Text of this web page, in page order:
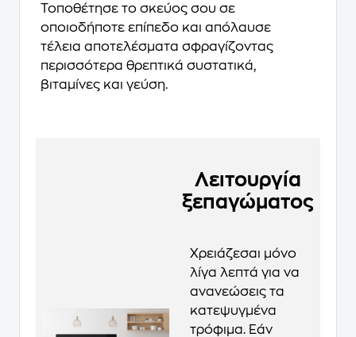
Τοποθέτησε το σκεύος σου σε
οποιοδήποτε επίπεδο και απόλαυσε
τέλεια αποτελέσματα σφραγίζοντας
περισσότερα θρεπτικά συστατικά,
βιταμίνες και γεύση.
Λειτουργία
ξεπαγώματος
Χρειάζεσαι μόνο
λίγα λεπτά για να
ανανεώσεις τα
κατεψυγμένα
τρόφιμα. Εάν